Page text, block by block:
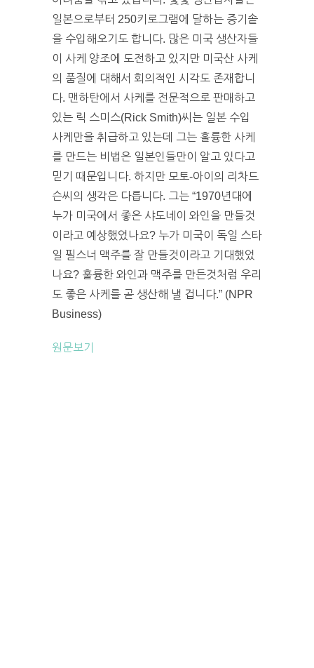
일본으로부터 250키로그램에 달하는 증기솥
을 수입해오기도 합니다. 많은 미국 생산자들
이 사케 양조에 도전하고 있지만 미국산 사케
의 품질에 대해서 회의적인 시각도 존재합니
다. 맨하탄에서 사케를 전문적으로 판매하고
있는 릭 스미스(Rick Smith)씨는 일본 수입
사케만을 취급하고 있는데 그는 훌륭한 사케
를 만드는 비법은 일본인들만이 알고 있다고
믿기 때문입니다. 하지만 모토-아이의 리차드
슨씨의 생각은 다릅니다. 그는 “1970년대에
누가 미국에서 좋은 샤도네이 와인을 만들것
이라고 예상했었나요? 누가 미국이 독일 스타
일 필스너 맥주를 잘 만들것이라고 기대했었
나요? 훌륭한 와인과 맥주를 만든것처럼 우리
도 좋은 사케를 곧 생산해 낼 겁니다.” (NPR
Business)
원문보기